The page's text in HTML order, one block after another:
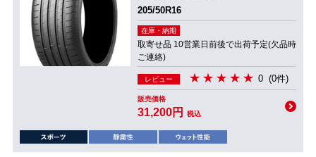
205/50R16
在庫・納期
取寄せ品 10営業日前後で出荷予定(欠品時
ご連絡)
レビュー 0 (0件)
販売価格
31,200円 税込